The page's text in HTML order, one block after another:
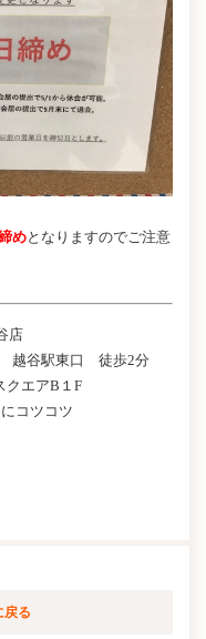
めとなりますのでご注意
店
越谷駅東口 徒歩2分
エアB１F
コツコツ
戻る